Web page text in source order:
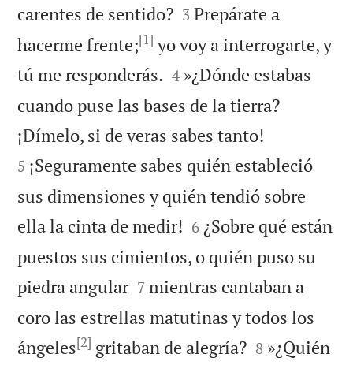
carentes de sentido?
3 Prepárate a
hacerme frente;[1] yo voy a interrogarte, y
tú me responderás. 

4 »¿Dónde estabas
cuando puse las bases de la tierra?
¡Dímelo, si de veras sabes tanto!
5 ¡Seguramente sabes quién estableció
sus dimensiones y quién tendió sobre
ella la cinta de medir! 

6 ¿Sobre qué están
puestos sus cimientos, o quién puso su
piedra angular
7 mientras cantaban a
coro las estrellas matutinas y todos los
ángeles[2] gritaban de alegría?
8 »¿Quién